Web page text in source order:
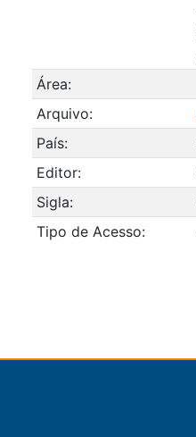
Área:
Arquivo:
País:
Editor:
Sigla:
Tipo de Acesso: